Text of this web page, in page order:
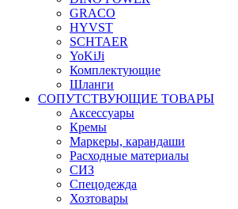
GRACO
HYVST
SCHTAER
YoKiJi
Комплектующие
Шланги
СОПУТСТВУЮЩИЕ ТОВАРЫ
Аксессуары
Кремы
Маркеры, карандаши
Расходные материалы
СИЗ
Спецодежда
Хозтовары